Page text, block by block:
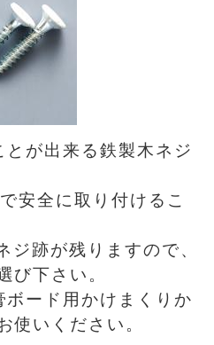
が出来る鉄製木ネジ
安全に取り付けるこ
ジ跡が残りますので、
び下さい。
ード用かけまくりか
使いください。